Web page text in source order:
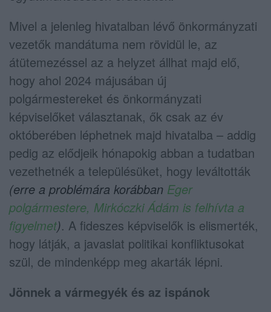
Mivel a jelenleg hivatalban lévő önkormányzati
vezetők mandátuma nem rövidül le, az
átütemezéssel az a helyzet állhat majd elő,
hogy ahol 2024 májusában új
polgármestereket és önkormányzati
képviselőket választanak, ők csak az év
októberében léphetnek majd hivatalba – addig
pedig az elődjeik hónapokig abban a tudatban
vezethetnék a településüket, hogy leváltották
(erre a problémára korábban Eger
polgármestere, Mirkóczki Ádám is felhívta a
figyelmet). A fideszes képviselők is elismerték,
hogy látják, a javaslat politikai konfliktusokat
szül, de mindenképp meg akarták lépni.
Jönnek a vármegyék és az ispánok